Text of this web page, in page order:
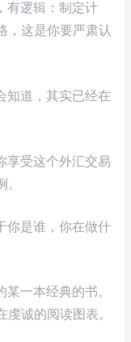
有逻辑：制定计
，这是你要严肃认
知道，其实已经在
享受这个外汇交易
你是谁，你在做什
一本经典的书。
诚的阅读图表。